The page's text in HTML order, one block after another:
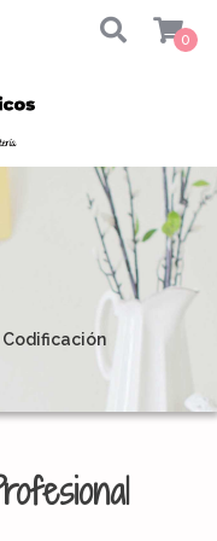
0
Codificación